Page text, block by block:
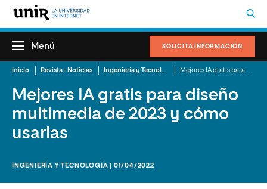
SOLICITA INFORMACIÓN
Menú
Inicio Revista - Noticias Ingeniería y Tecnología
Mejores IA gratis para diseño
multimedia de 2023 y cómo
usarlas
INGENIERÍA Y TECNOLOGÍA | 01/04/2022